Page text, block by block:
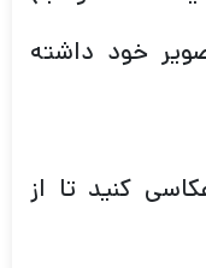
خود داشته
کنید تا از